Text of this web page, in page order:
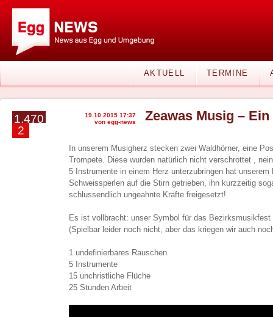
AKTUELL TERMINE
1.470
2
19.10.2015 17:37
von egg-news
Zeawas Musig –
In unserem Musigherz stecken zwei Waldhörner, eine
Trompete. Diese wurden natürlich nicht verschrottet ,
5 Instrumente in einem Herz unterzubringen hat unserem
Schweissperlen auf die Stirn getrieben, ihn kurzzeitig
schlussendlich ungeahnte Kräfte freigesetzt!
Es ist vollbracht: unser Symbol für das
(Spielbar leider noch nicht, aber das kriegen wir auch
1 undefinierbares Rauschen
5 Instrumente
15 unchristliche Flüche
25 Stunden Arbeit